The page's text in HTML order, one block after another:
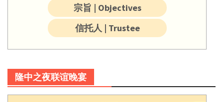
宗旨 | Objectives
信托人 | Trustee
隆中之夜联谊晚宴